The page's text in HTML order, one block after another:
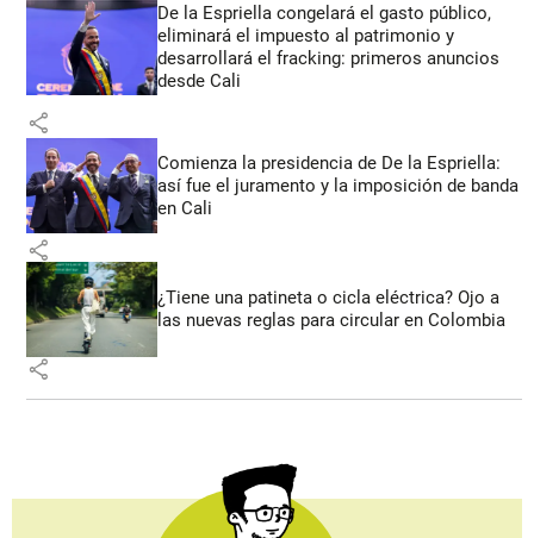
De la Espriella congelará el gasto público,
eliminará el impuesto al patrimonio y
desarrollará el fracking: primeros anuncios
desde Cali
share
Comienza la presidencia de De la Espriella:
así fue el juramento y la imposición de banda
en Cali
share
¿Tiene una patineta o cicla eléctrica? Ojo a
las nuevas reglas para circular en Colombia
share